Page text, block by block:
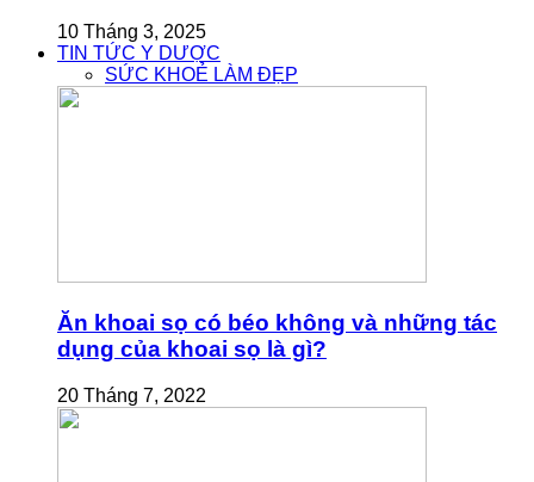
10 Tháng 3, 2025
TIN TỨC Y DƯỢC
SỨC KHOẺ LÀM ĐẸP
Ăn khoai sọ có béo không và những tác
dụng của khoai sọ là gì?
20 Tháng 7, 2022